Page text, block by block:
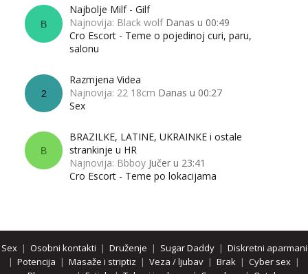
B
Najbolje Milf - Gilf
Najnovija: Black wolf Danas u 00:49
Cro Escort - Teme o pojedinoj curi, paru,
salonu
2
Razmjena Videa
Najnovija: 22 18cm Danas u 00:27
Sex
B
BRAZILKE, LATINE, UKRAINKE i ostale
strankinje u HR
Najnovija: Bbboy Jučer u 23:41
Cro Escort - Teme po lokacijama
Sex| Osobni kontakti | Druženje | Sugar Daddy| Diskretni aparmani
| Potencija | Masaže i striptiz | Veza / ljubav | Brak | Cyber sex |